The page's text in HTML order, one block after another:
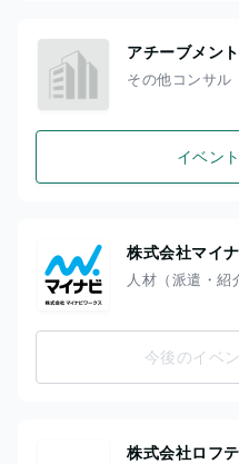
アチーブメン
その他コンサル
イベン
株式会社マイ
人材（派遣・紹
今後のイベ
株式会社ロフ